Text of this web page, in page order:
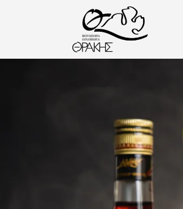
Παράκαμψη προς το κυρίως περιεχόμενο